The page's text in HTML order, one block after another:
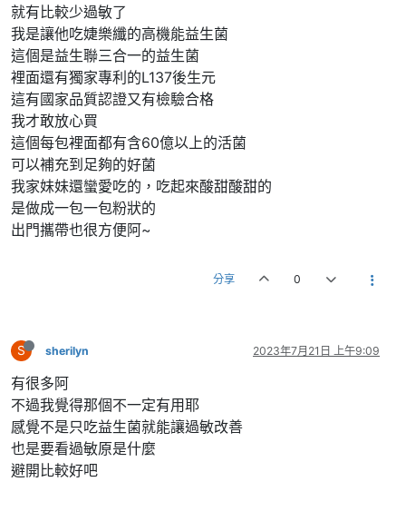
就有比較少過敏了
我是讓他吃婕樂纖的高機能益生菌
這個是益生聯三合一的益生菌
裡面還有獨家專利的L137後生元
這有國家品質認證又有檢驗合格
我才敢放心買
這個每包裡面都有含60億以上的活菌
可以補充到足夠的好菌
我家妹妹還蠻愛吃的，吃起來酸甜酸甜的
是做成一包一包粉狀的
出門攜帶也很方便阿~
分享 0
S sherilyn 2023年7月21日 上午9:09
有很多阿
不過我覺得那個不一定有用耶
感覺不是只吃益生菌就能讓過敏改善
也是要看過敏原是什麼
避開比較好吧